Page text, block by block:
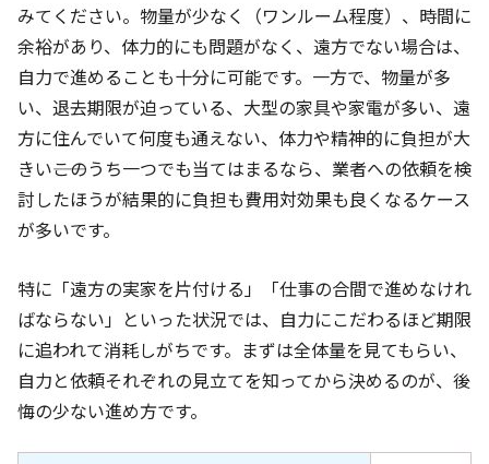
みてください。物量が少なく（ワンルーム程度）、時間に
余裕があり、体力的にも問題がなく、遠方でない場合は、
自力で進めることも十分に可能です。一方で、物量が多
い、退去期限が迫っている、大型の家具や家電が多い、遠
方に住んでいて何度も通えない、体力や精神的に負担が大
きい――このうち一つでも当てはまるなら、業者への依頼を検
討したほうが結果的に負担も費用対効果も良くなるケース
が多いです。
特に「遠方の実家を片付ける」「仕事の合間で進めなけれ
ばならない」といった状況では、自力にこだわるほど期限
に追われて消耗しがちです。まずは全体量を見てもらい、
自力と依頼それぞれの見立てを知ってから決めるのが、後
悔の少ない進め方です。